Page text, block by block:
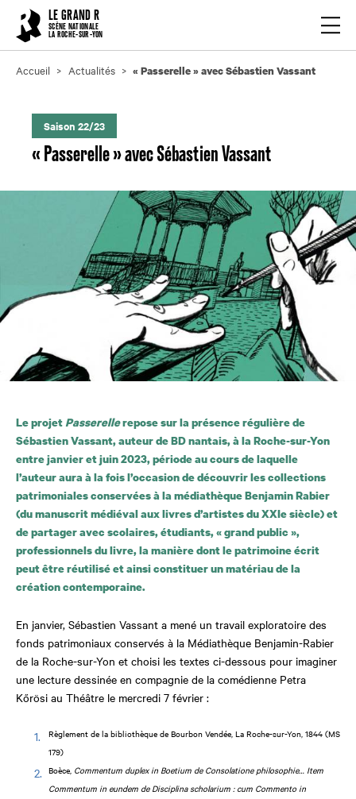
LE GRAND R
SCÈNE NATIONALE
LA ROCHE-SUR-YON
Accueil Actualités « Passerelle » avec Sébastien Vassant
Saison 22/23
« Passerelle » avec Sébastien Vassant
Le projet Passerellerepose sur la présence régulière de
Sébastien Vassant, auteur de BD nantais, à la Roche-sur-Yon
entre janvier et juin 2023, période au cours de laquelle
l’auteur aura à la fois l’occasion de découvrir les collections
patrimoniales conservées à la médiathèque Benjamin Rabier
(du manuscrit médiéval aux livres d’artistes du XXIe siècle) et
de partager avec scolaires, étudiants, « grand public »,
professionnels du livre, la manière dont le patrimoine écrit
peut être réutilisé et ainsi constituer un matériau de la
création contemporaine.
En janvier, Sébastien Vassant a mené un travail exploratoire des
fonds patrimoniaux conservés à la Médiathèque Benjamin-Rabier
de la Roche-sur-Yon et choisi les textes ci-dessous pour imaginer
une lecture dessinée en compagnie de la comédienne Petra
Kőrösi au Théâtre le mercredi 7 février :
Règlement de la bibliothèque de Bourbon Vendée, La Roche-sur-Yon, 1844 (MS
179)
Boèce, Commentum duplex in Boetium de Consolatione philosophie… Item
Commentum in eundem de Disciplina scholarium : cum Commento in
Cookies management panel